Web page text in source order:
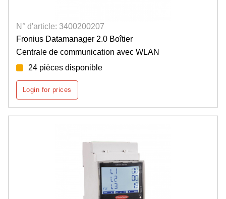
N° d'article: 3400200207
Fronius Datamanager 2.0 Boîtier
Centrale de communication avec WLAN
24 pièces disponible
Login for prices